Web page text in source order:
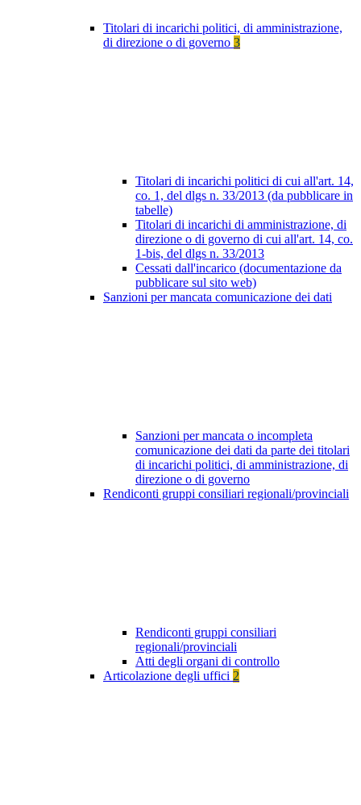
Titolari di incarichi politici, di amministrazione,
di direzione o di governo 3
Titolari di incarichi politici di cui all'art. 14,
co. 1, del dlgs n. 33/2013 (da pubblicare in
tabelle)
Titolari di incarichi di amministrazione, di
direzione o di governo di cui all'art. 14, co.
1-bis, del dlgs n. 33/2013
Cessati dall'incarico (documentazione da
pubblicare sul sito web)
Sanzioni per mancata comunicazione dei dati
Sanzioni per mancata o incompleta
comunicazione dei dati da parte dei titolari
di incarichi politici, di amministrazione, di
direzione o di governo
Rendiconti gruppi consiliari regionali/provinciali
Rendiconti gruppi consiliari
regionali/provinciali
Atti degli organi di controllo
Articolazione degli uffici 2